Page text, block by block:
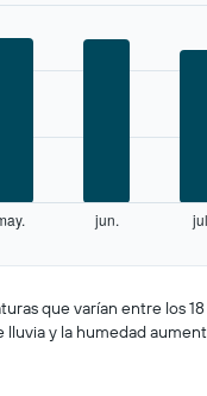
jun.
que varían entre los
y la humedad